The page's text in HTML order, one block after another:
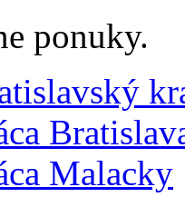
ponuky.
Malacky